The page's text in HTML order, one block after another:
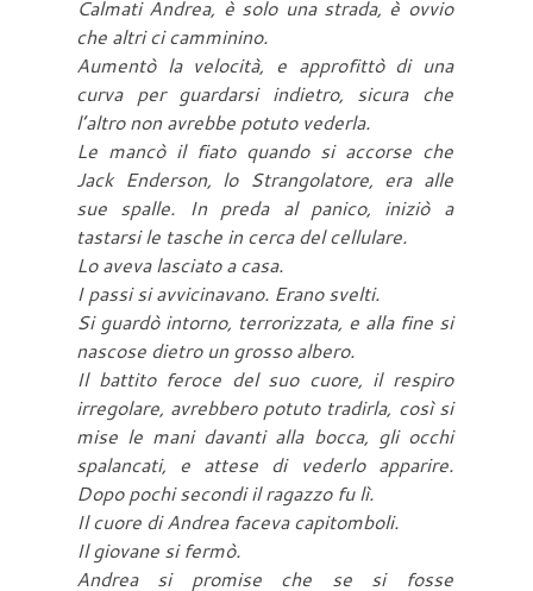
Calmati Andrea, è solo una strada, è ovvio
che altri ci camminino.
Aumentò la velocità, e approfittò di una
curva per guardarsi indietro, sicura che
l’altro non avrebbe potuto vederla.
Le mancò il fiato quando si accorse che
Jack Enderson, lo Strangolatore, era alle
sue spalle. In preda al panico, iniziò a
tastarsi le tasche in cerca del cellulare.
Lo aveva lasciato a casa.
I passi si avvicinavano. Erano svelti.
Si guardò intorno, terrorizzata, e alla fine si
nascose dietro un grosso albero.
Il battito feroce del suo cuore, il respiro
irregolare, avrebbero potuto tradirla, così si
mise le mani davanti alla bocca, gli occhi
spalancati, e attese di vederlo apparire.
Dopo pochi secondi il ragazzo fu lì.
Il cuore di Andrea faceva capitomboli.
Il giovane si fermò.
Andrea si promise che se si fosse